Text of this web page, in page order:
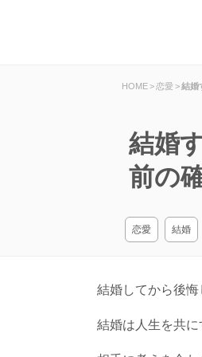
HOME>恋愛>結婚
結婚
前の
恋愛 結婚
結婚してから後
結婚は人生を共に